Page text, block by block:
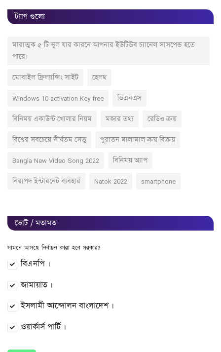
ট্যাগ গুলো
মারাত্মক ৫ টি ভুল যার কারনে আপনার ইউটিউব চ্যানেল সাসপেন্ড হতে
পারে।
মোবাইল ফ্রিল্যান্সিং সাইট হেলথ
Windows 10 activation Key free ডিএনএস
বিনিময় একাউন্ট খোলার নিয়ম মজার তথ্য রেডিও ক্রয়
বিশ্বের সবচেয়ে দীর্ঘতম সেতু পুরাতন মালামাল ক্রয় বিক্রয়
Bangla New Video Song 2022 বিনিময় অ্যাপ
নিরাপদ ইন্টারনেট ব্যবহার Natok 2022 smartphone
ভোট / মতামত
সামনে আসছে নির্বাচন কারা হবে সরকার?
বিএনপি ।
জামায়াত ।
ইসলামী আন্দোলন বাংলাদেশ ।
ওয়ার্কার্স পার্টি ।